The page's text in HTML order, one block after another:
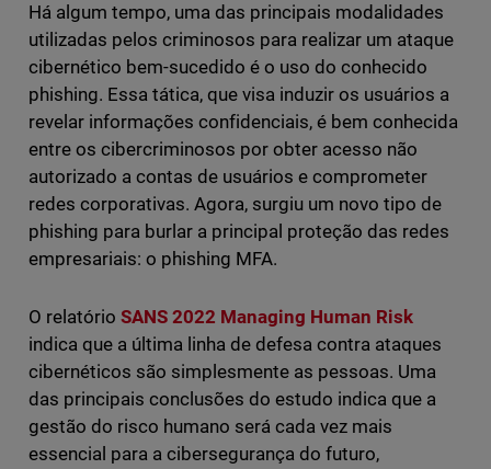
Há algum tempo, uma das principais modalidades
utilizadas pelos criminosos para realizar um ataque
cibernético bem-sucedido é o uso do conhecido
phishing. Essa tática, que visa induzir os usuários a
revelar informações confidenciais, é bem conhecida
entre os cibercriminosos por obter acesso não
autorizado a contas de usuários e comprometer
redes corporativas. Agora, surgiu um novo tipo de
phishing para burlar a principal proteção das redes
empresariais: o phishing MFA.
O relatório SANS 2022 Managing Human Risk
indica que a última linha de defesa contra ataques
cibernéticos são simplesmente as pessoas. Uma
das principais conclusões do estudo indica que a
gestão do risco humano será cada vez mais
essencial para a cibersegurança do futuro,